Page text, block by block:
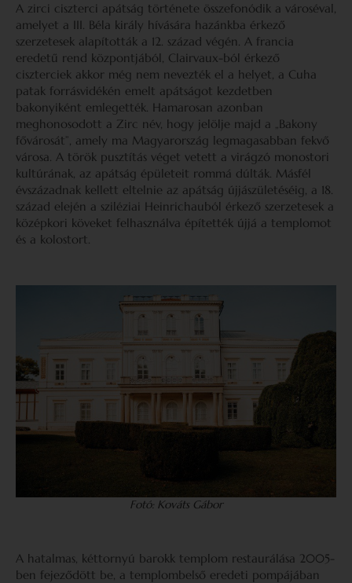
A zirci ciszterci apátság története összefonódik a városéval,
amelyet a III. Béla király hívására hazánkba érkező
szerzetesek alapították a 12. század végén. A francia
eredetű rend központjából, Clairvaux-ból érkező
ciszterciek akkor még nem nevezték el a helyet, a Cuha
patak forrásvidékén emelt apátságot kezdetben
bakonyiként emlegették. Hamarosan azonban
meghonosodott a Zirc név, hogy jelölje majd a „Bakony
fővárosát”, amely ma Magyarország legmagasabban fekvő
városa. A török pusztítás véget vetett a virágzó monostori
kultúrának, az apátság épületeit rommá dúlták. Másfél
évszázadnak kellett eltelnie az apátság újjászületéséig, a 18.
század elején a sziléziai Heinrichauból érkező szerzetesek a
középkori köveket felhasználva építették újjá a templomot
és a kolostort.
Fotó: Kováts Gábor
A hatalmas, kéttornyú barokk templom restaurálása 2005-
ben fejeződött be, a templombelső eredeti pompájában